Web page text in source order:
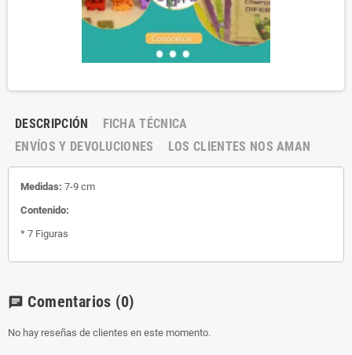
DESCRIPCIÓN
FICHA TÉCNICA
ENVÍOS Y DEVOLUCIONES
LOS CLIENTES NOS AMAN
Medidas: 7-9 cm
Contenido:
* 7 Figuras
chat Comentarios (0)
No hay reseñas de clientes en este momento.